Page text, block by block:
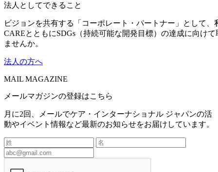
法人としてできること
ビジョンを共有する「コーポレート・パートナー」として、
CAREとともにSDGs（持続可能な開発目標）の達成に向けて
ませんか。
法人の方へ
MAIL MAGAZINE
メールマガジンの登録はこちら
月に2回、メールでケア・インターナショナル ジャパンの活
動やイベント情報など最新のお知らせをお届けしています。